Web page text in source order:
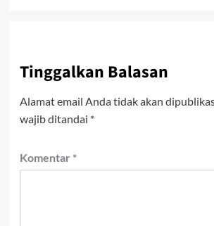
Tinggalkan Balasan
Alamat email Anda tidak akan
wajib ditandai *
Komentar *